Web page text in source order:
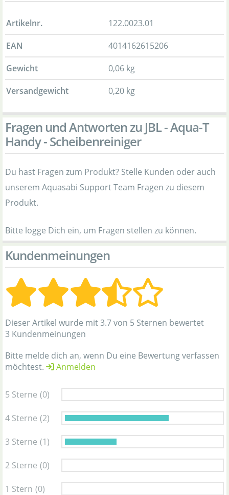
Artikelnr.
122.0023.01
EAN
4014162615206
Gewicht
0,06 kg
Versandgewicht
0,20 kg
Fragen und Antworten zu JBL - Aqua-T
Handy - Scheibenreiniger
Du hast Fragen zum Produkt? Stelle Kunden oder auch
unserem Aquasabi Support Team Fragen zu diesem
Produkt.
Bitte logge Dich ein, um Fragen stellen zu können.
Kundenmeinungen
Dieser Artikel wurde mit 3.7 von 5 Sternen bewertet
3 Kundenmeinungen
Bitte melde dich an, wenn Du eine Bewertung verfassen
möchtest.
Anmelden
5 Sterne (0)
4 Sterne (2)
3 Sterne (1)
2 Sterne (0)
1 Stern (0)